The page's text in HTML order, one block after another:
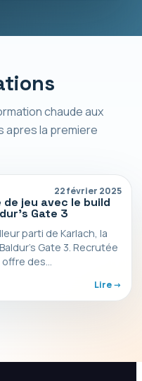
chaude aux
apres la premiere
22 février 2025
jeu avec le build
Gate 3
parti de Karlach, la
Gate 3. Recrutée
des…
Lire ->